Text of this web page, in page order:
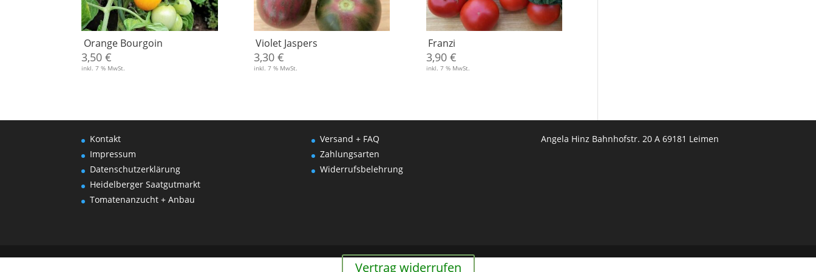
Orange Bourgoin
3,50€
inkl. 7 % MwSt.
Violet Jaspers
3,30 €
inkl. 7 % MwSt.
Franzi
3,90 €
inkl. 7 % MwSt.
Kontakt
Impressum
Datenschutzerklärung
Heidelberger Saatgutmarkt
Tomatenanzucht + Anbau
Versand + FAQ
Zahlungsarten
Widerrufsbelehrung
Angela Hinz Bahnhofstr. 20 A 69181 Leimen
Vertrag widerrufen